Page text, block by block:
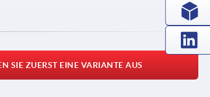
SIE ZUERST EINE VARIANTE AUS